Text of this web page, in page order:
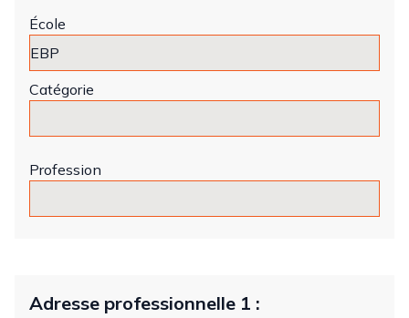
École
Catégorie
Profession
Adresse professionnelle 1 :